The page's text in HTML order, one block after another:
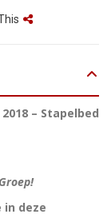
– Stapelbed
deze